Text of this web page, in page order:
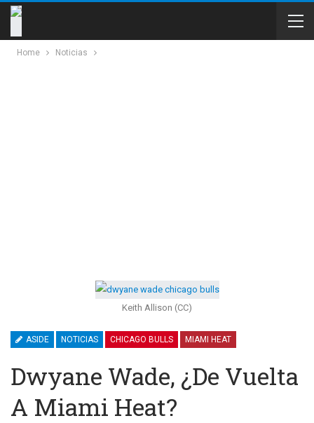
Home Noticias
Keith Allison (CC)
ASIDE NOTICIAS CHICAGO BULLS MIAMI HEAT
Dwyane Wade, ¿de Vuelta
A Miami Heat?